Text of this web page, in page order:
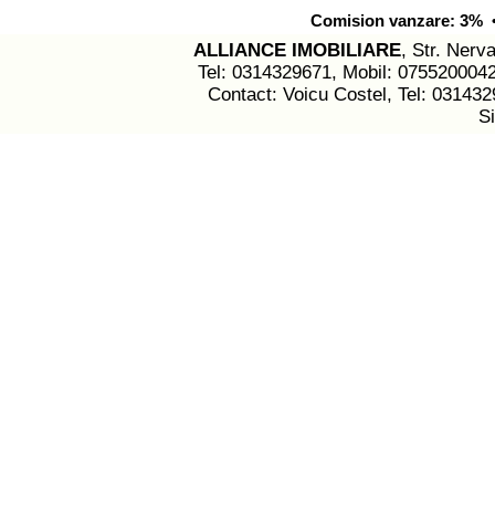
Comision vanzare: 3%
ALLIANCE IMOBILIARE, Str.
Tel: 0314329671, Mobil:
Contact: Voicu Costel, Tel: